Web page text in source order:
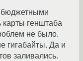
бюджетными
карты генштаба
не было.
гигабайты. Да и
заливались.